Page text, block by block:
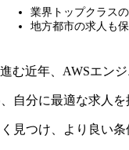
業界トップクラス
地方都市の求人も
む近年、AWSエン
自分に最適な求人を
見つけ、より良い